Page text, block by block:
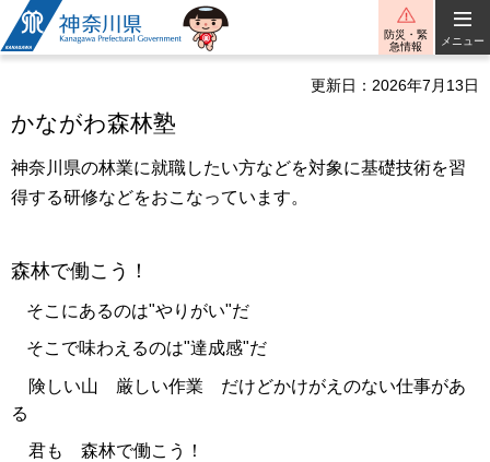
神奈川県
防災・緊
急情報
メニュー
更新日：2026年7月13日
かながわ森林塾
神奈川県の林業に就職したい方などを対象に基礎技術を習
得する研修などをおこなっています。
森林で働こう！
そこにあるのは"やりがい"だ
そこで味わえるのは"達成感"だ
険しい山 厳しい作業 だけどかけがえのない仕事があ
る
君も 森林で働こう！